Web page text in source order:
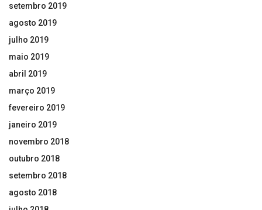
setembro 2019
agosto 2019
julho 2019
maio 2019
abril 2019
março 2019
fevereiro 2019
janeiro 2019
novembro 2018
outubro 2018
setembro 2018
agosto 2018